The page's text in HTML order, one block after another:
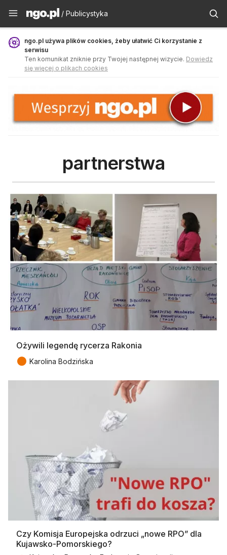
Publicystyka - ngo.pl
/ Publicystyka
ngo.pl używa plików cookies, żeby ułatwić Ci korzystanie z
serwisu
Ten komunikat zniknie przy Twojej następnej wizycie. Dowiedz
się więcej o plikach cookies
partnerstwa
Ożywili legendę rycerza Rakonia
● Karolina Bodzińska
Czy Komisja Europejska odrzuci „nowe RPO” dla
Kujawsko-Pomorskiego?